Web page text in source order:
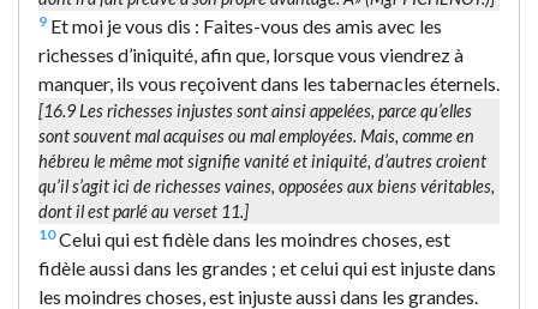
9 Et moi je vous dis : Faites-vous des amis avec les
richesses d’iniquité, afin que, lorsque vous viendrez à
manquer, ils vous reçoivent dans les tabernacles éternels.
[16.9Les richesses injustessont ainsi appelées, parce qu’elles
sont souvent mal acquises ou mal employées. Mais, comme en
hébreu le même mot signifievanitéetiniquité, d’autres croient
qu’il s’agit ici de richesses vaines, opposées aux biens véritables,
dont il est parlé au verset 11.]
10Celui qui est fidèle dans les moindres choses, est
fidèle aussi dans les grandes ; et celui qui est injuste dans
les moindres choses, est injuste aussi dans les grandes.